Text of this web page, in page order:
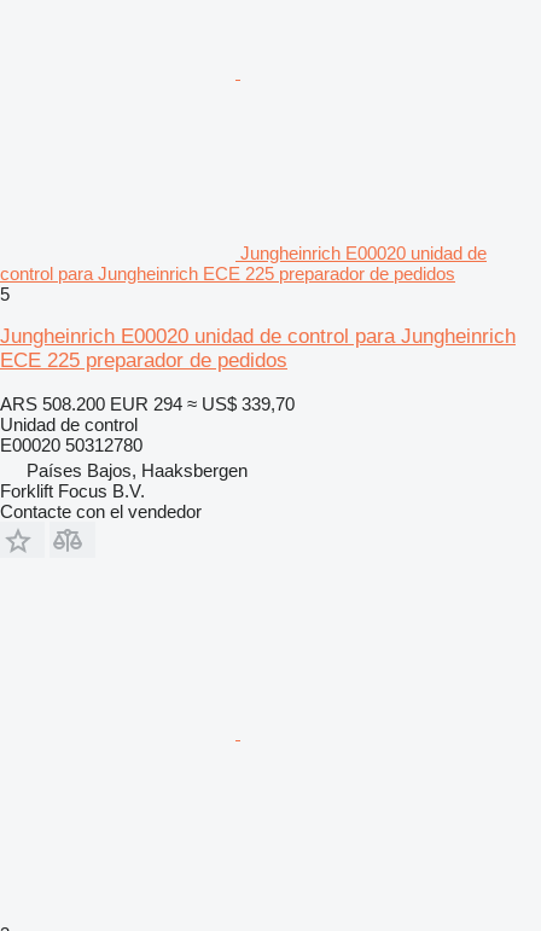
Jungheinrich E00020 unidad de
control para Jungheinrich ECE 225 preparador de pedidos
5
Jungheinrich E00020 unidad de control para Jungheinrich
ECE 225 preparador de pedidos
ARS 508.200 EUR 294 ≈ US$ 339,70
Unidad de control
E00020 50312780
Países Bajos, Haaksbergen
Forklift Focus B.V.
Contacte con el vendedor